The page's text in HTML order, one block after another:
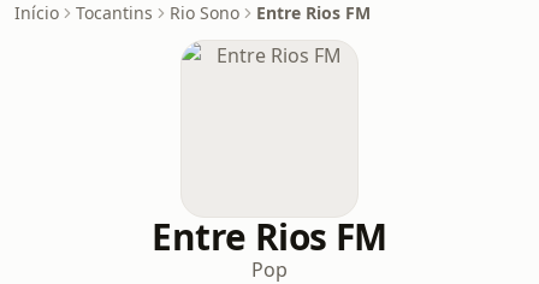
Início Tocantins Rio Sono Entre Rios FM
Entre Rios FM
Pop